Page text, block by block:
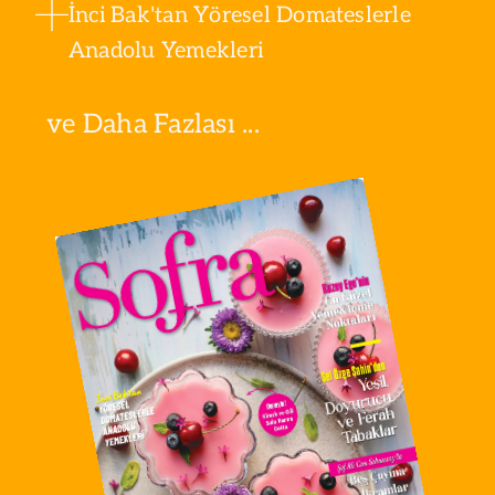
İnci Bak'tan Yöresel Domateslerle
Anadolu Yemekleri
ve Daha Fazlası ...